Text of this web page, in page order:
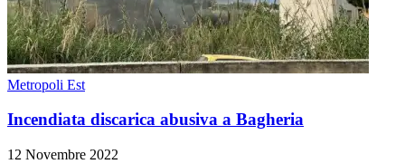
Metropoli Est
Incendiata discarica abusiva a Bagheria
12 Novembre 2022